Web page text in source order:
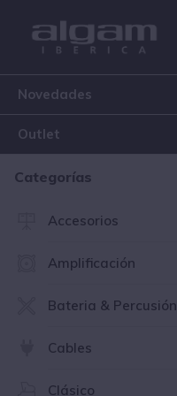
Novedades
Outlet
Categorías
Accesorios
Amplificación
Bateria & Percusión
Cables
Clásico